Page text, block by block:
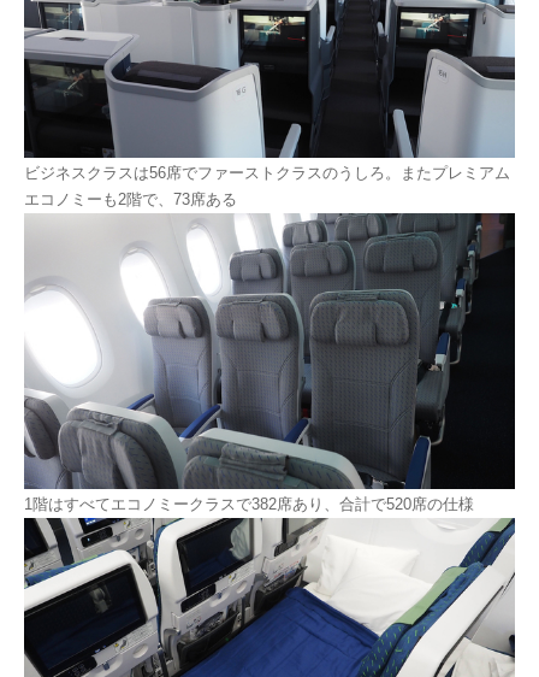
ビジネスクラスは56席でファーストクラスのうしろ。またプレミアム
エコノミーも2階で、73席ある
1階はすべてエコノミークラスで382席あり、合計で520席の仕様